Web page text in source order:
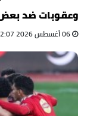
وعقوبات ضد بعض